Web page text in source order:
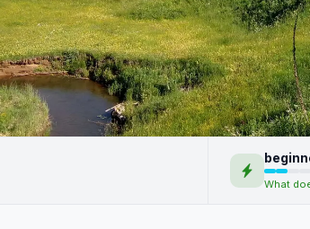
– Връх Картала,
What